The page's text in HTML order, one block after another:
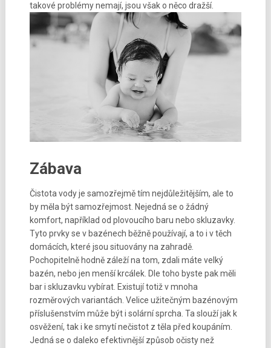
takové problémy nemají, jsou však o něco dražší.
Zábava
Čistota vody je samozřejmě tím nejdůležitějším, ale to
by měla být samozřejmost. Nejedná se o žádný
komfort, například od plovoucího baru nebo skluzavky.
Tyto prvky se v bazénech běžně používají, a to i v těch
domácích, které jsou situovány na zahradě.
Pochopitelně hodně záleží na tom, zdali máte velký
bazén, nebo jen menší krcálek. Dle toho byste pak měli
bar i skluzavku vybírat. Existují totiž v mnoha
rozměrových variantách. Velice užitečným bazénovým
příslušenstvím může být i solární sprcha. Ta slouží jak k
osvěžení, tak i ke smytí nečistot z těla před koupáním.
Jedná se o daleko efektivnější způsob očisty než